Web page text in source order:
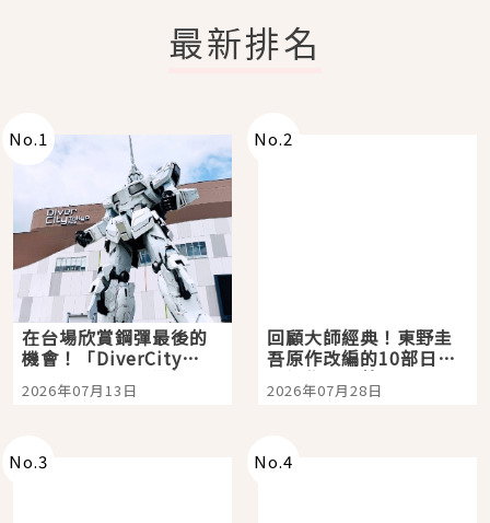
最新排名
No.1
在台場欣賞鋼彈最後的
機會！「DiverCity
Tokyo Plaza」搭船、
購物、美食及夜景，一
2026年07月13日
No.2
回顧大師經典！東野圭
吾原作改編的10部日本
影視作品推薦
2026年07月28日
No.3 No.4